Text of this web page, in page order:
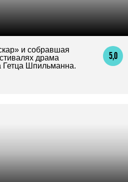
5,0
и собравшая
драма
Гетца Шпильманна.